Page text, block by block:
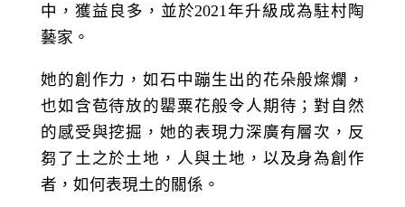
中，獲益良多，並於2021年升級成為駐村陶
藝家。
她的創作力，如石中蹦生出的花朵般燦爛，
也如含苞待放的罌粟花般令人期待；對自然
的感受與挖掘，她的表現力深廣有層次，反
芻了土之於土地，人與土地，以及身為創作
者，如何表現土的關係。